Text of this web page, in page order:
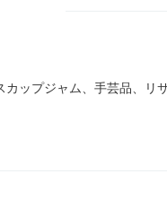
ップジャム、手芸品、リ